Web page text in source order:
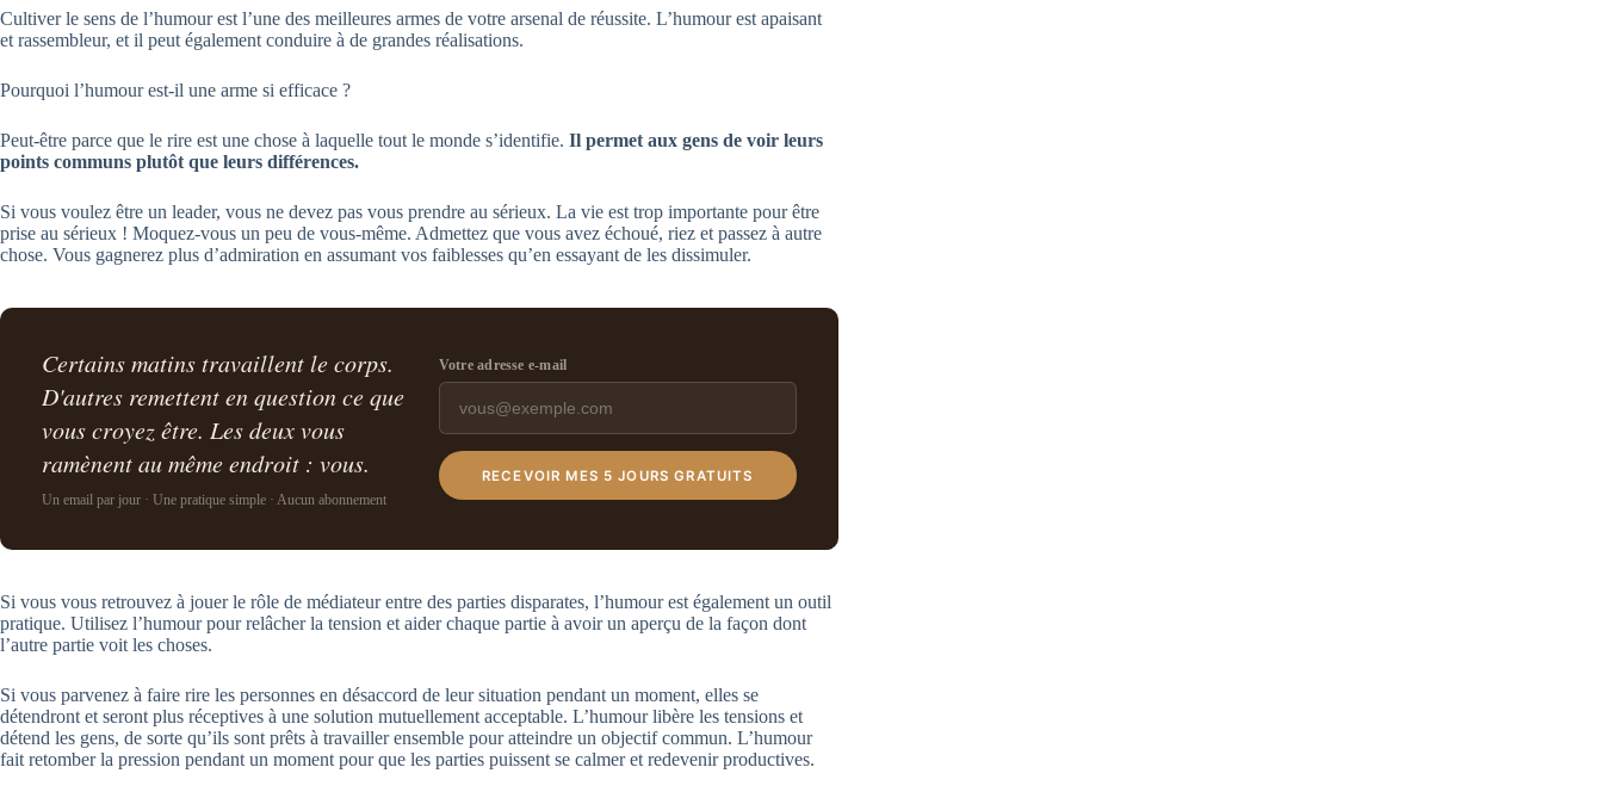
Cultiver le sens de l’humour est l’une des meilleures armes de votre arsenal de réussite. L’humour est apaisant
et rassembleur, et il peut également conduire à de grandes réalisations.
Pourquoi l’humour est-il une arme si efficace ?
Peut-être parce que le rire est une chose à laquelle tout le monde s’identifie. Il permet aux gens de voir leurs
points communs plutôt que leurs différences.
Si vous voulez être un leader, vous ne devez pas vous prendre au sérieux. La vie est trop importante pour être
prise au sérieux ! Moquez-vous un peu de vous-même. Admettez que vous avez échoué, riez et passez à autre
chose. Vous gagnerez plus d’admiration en assumant vos faiblesses qu’en essayant de les dissimuler.
Certains matins travaillent le corps.
D'autres remettent en question ce que
vous croyez être. Les deux vous
ramènent au même endroit : vous.
Un email par jour · Une pratique simple · Aucun abonnement
Votre adresse e-mail
RECEVOIR MES 5 JOURS GRATUITS
Si vous vous retrouvez à jouer le rôle de médiateur entre des parties disparates, l’humour est également un outil
pratique. Utilisez l’humour pour relâcher la tension et aider chaque partie à avoir un aperçu de la façon dont
l’autre partie voit les choses.
Si vous parvenez à faire rire les personnes en désaccord de leur situation pendant un moment, elles se
détendront et seront plus réceptives à une solution mutuellement acceptable. L’humour libère les tensions et
détend les gens, de sorte qu’ils sont prêts à travailler ensemble pour atteindre un objectif commun. L’humour
fait retomber la pression pendant un moment pour que les parties puissent se calmer et redevenir productives.